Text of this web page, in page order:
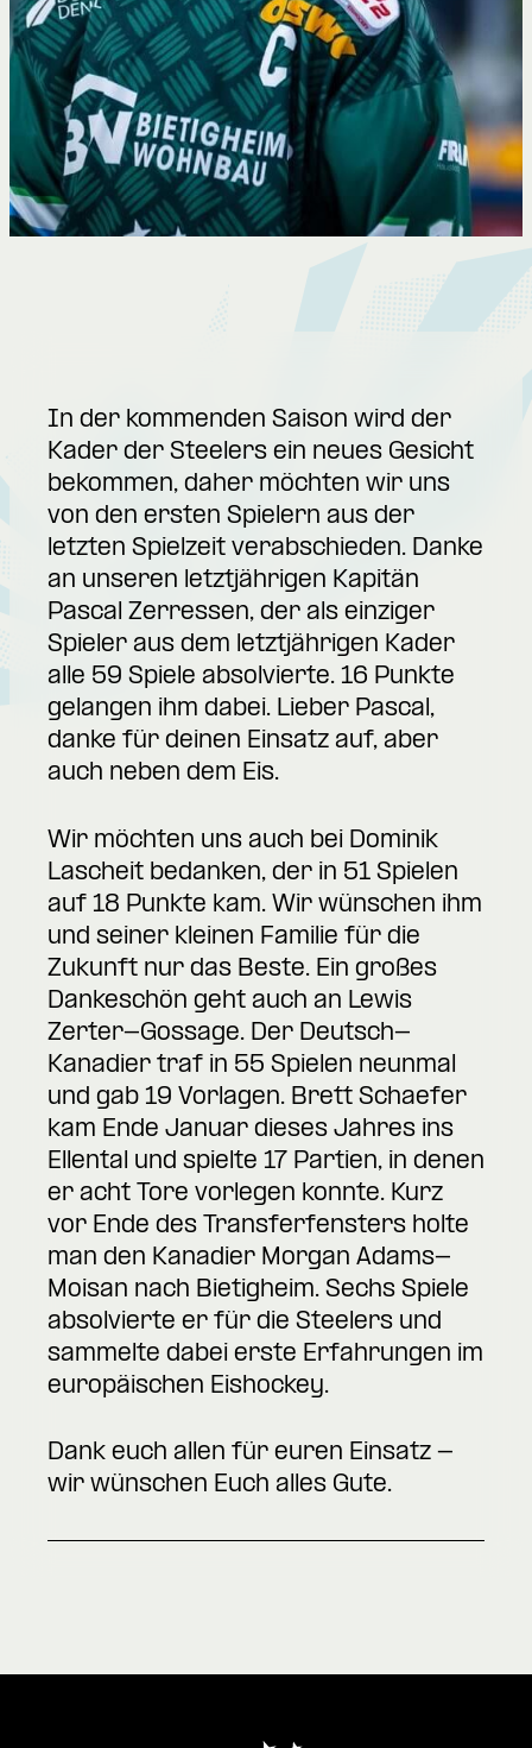
In der kommenden Saison wird der
Kader der Steelers ein neues Gesicht
bekommen, daher möchten wir uns
von den ersten Spielern aus der
letzten Spielzeit verabschieden. Danke
an unseren letztjährigen Kapitän
Pascal Zerressen, der als einziger
Spieler aus dem letztjährigen Kader
alle 59 Spiele absolvierte. 16 Punkte
gelangen ihm dabei. Lieber Pascal,
danke für deinen Einsatz auf, aber
auch neben dem Eis.
Wir möchten uns auch bei Dominik
Lascheit bedanken, der in 51 Spielen
auf 18 Punkte kam. Wir wünschen ihm
und seiner kleinen Familie für die
Zukunft nur das Beste. Ein großes
Dankeschön geht auch an Lewis
Zerter-Gossage. Der Deutsch-
Kanadier traf in 55 Spielen neunmal
und gab 19 Vorlagen. Brett Schaefer
kam Ende Januar dieses Jahres ins
Ellental und spielte 17 Partien, in denen
er acht Tore vorlegen konnte. Kurz
vor Ende des Transferfensters holte
man den Kanadier Morgan Adams-
Moisan nach Bietigheim. Sechs Spiele
absolvierte er für die Steelers und
sammelte dabei erste Erfahrungen im
europäischen Eishockey.
Dank euch allen für euren Einsatz -
wir wünschen Euch alles Gute.